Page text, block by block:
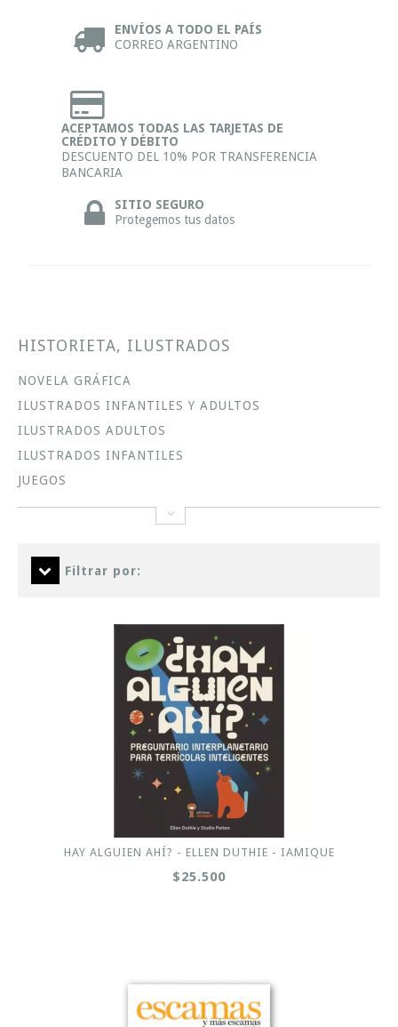
ENVÍOS A TODO EL PAÍS
CORREO ARGENTINO
ACEPTAMOS TODAS LAS TARJETAS DE
CRÉDITO Y DÉBITO
DESCUENTO DEL 10% POR TRANSFERENCIA
BANCARIA
SITIO SEGURO
Protegemos tus datos
HISTORIETA, ILUSTRADOS
NOVELA GRÁFICA
ILUSTRADOS INFANTILES Y ADULTOS
ILUSTRADOS ADULTOS
ILUSTRADOS INFANTILES
JUEGOS
Filtrar por:
HAY ALGUIEN AHÍ? - ELLEN DUTHIE - IAMIQUE
$25.500